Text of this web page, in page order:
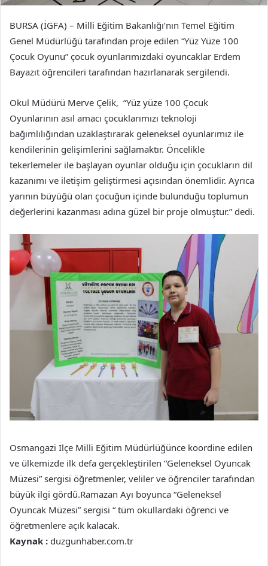
BURSA (İGFA) – Milli Eğitim Bakanlığı’nın Temel Eğitim
Genel Müdürlüğü tarafından proje edilen “Yüz Yüze 100
Çocuk Oyunu” çocuk oyunlarımızdaki oyuncaklar Erdem
Bayazıt öğrencileri tarafından hazırlanarak sergilendi.
Okul Müdürü Merve Çelik, “Yüz yüze 100 Çocuk
Oyunlarının asıl amacı çocuklarımızı teknoloji
bağımlılığından uzaklaştırarak geleneksel oyunlarımız ile
kendilerinin gelişimlerini sağlamaktır. Öncelikle
tekerlemeler ile başlayan oyunlar olduğu için çocukların dil
kazanımı ve iletişim geliştirmesi açısından önemlidir. Ayrıca
yarının büyüğü olan çocuğun içinde bulunduğu toplumun
değerlerini kazanması adına güzel bir proje olmuştur.” dedi.
Osmangazi İlçe Milli Eğitim Müdürlüğünce koordine edilen
ve ülkemizde ilk defa gerçekleştirilen “Geleneksel Oyuncak
Müzesi” sergisi öğretmenler, veliler ve öğrenciler tarafından
büyük ilgi gördü.Ramazan Ayı boyunca “Geleneksel
Oyuncak Müzesi” sergisi “ tüm okullardaki öğrenci ve
öğretmenlere açık kalacak.
Kaynak : duzgunhaber.com.tr